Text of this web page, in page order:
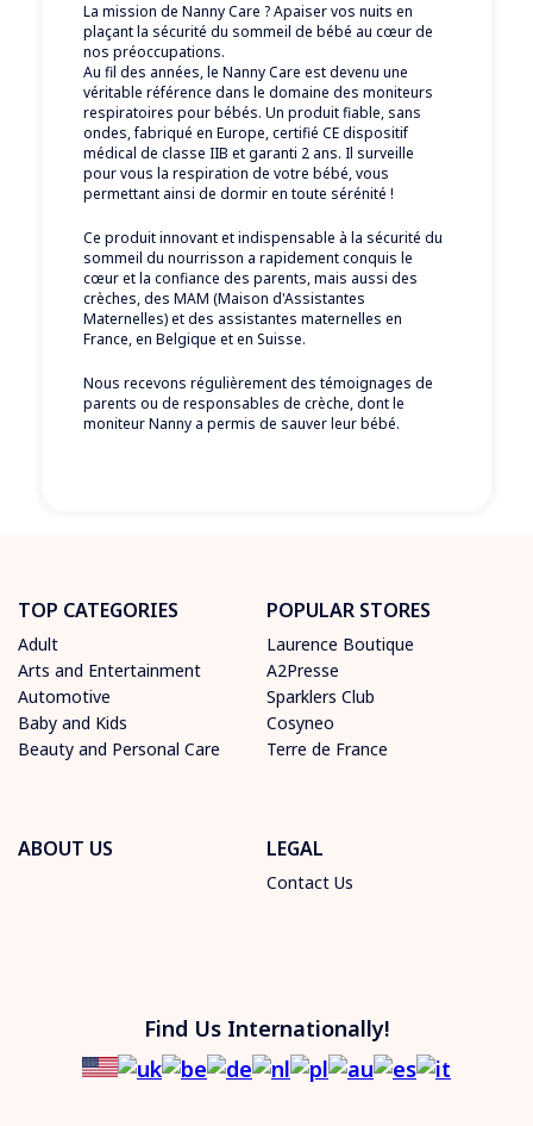
La mission de Nanny Care ? Apaiser vos nuits en
plaçant la sécurité du sommeil de bébé au cœur de
nos préoccupations.
Au fil des années, le Nanny Care est devenu une
véritable référence dans le domaine des moniteurs
respiratoires pour bébés. Un produit fiable, sans
ondes, fabriqué en Europe, certifié CE dispositif
médical de classe IIB et garanti 2 ans. Il surveille
pour vous la respiration de votre bébé, vous
permettant ainsi de dormir en toute sérénité !
Ce produit innovant et indispensable à la sécurité du
sommeil du nourrisson a rapidement conquis le
cœur et la confiance des parents, mais aussi des
crèches, des MAM (Maison d'Assistantes
Maternelles) et des assistantes maternelles en
France, en Belgique et en Suisse.
Nous recevons régulièrement des témoignages de
parents ou de responsables de crèche, dont le
moniteur Nanny a permis de sauver leur bébé.
TOP CATEGORIES
Adult
Arts and Entertainment
Automotive
Baby and Kids
Beauty and Personal Care
POPULAR STORES
Laurence Boutique
A2Presse
Sparklers Club
Cosyneo
Terre de France
ABOUT US LEGAL
Contact Us
Find Us Internationally!